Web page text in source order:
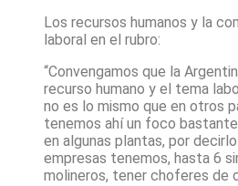
Los recursos humanos y la
laboral en el rubro:
“Convengamos que la
recurso humano y el tema
no es lo mismo que en otros
tenemos ahí un foco
en algunas plantas, por
empresas tenemos, hasta 6
molineros, tener choferes de